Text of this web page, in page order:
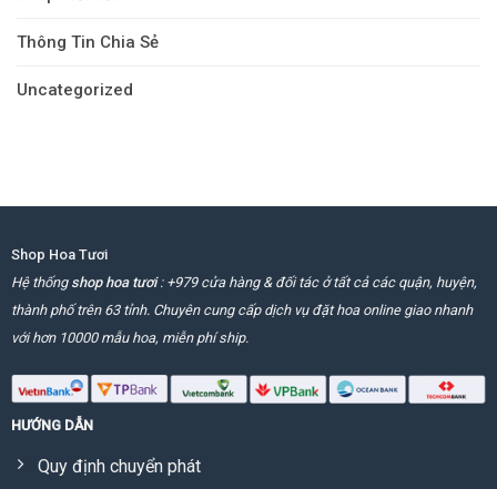
Thông Tin Chia Sẻ
Uncategorized
Shop Hoa Tươi
Hệ thống shop hoa tươi: +979 cửa hàng & đối tác ở tất cả các quận, huyện,
thành phố trên 63 tỉnh. Chuyên cung cấp dịch vụ đặt hoa online giao nhanh
với hơn 10000 mẫu hoa, miễn phí ship.
HƯỚNG DẪN
Quy định chuyển phát